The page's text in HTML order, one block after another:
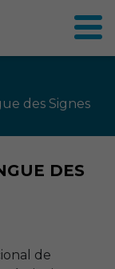
des Signes
DES
de